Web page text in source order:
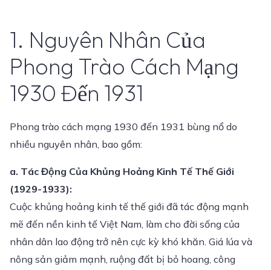
1. Nguyên Nhân Của
Phong Trào Cách Mạng
1930 Đến 1931
Phong trào cách mạng 1930 đến 1931 bùng nổ do
nhiều nguyên nhân, bao gồm:
a. Tác Động Của Khủng Hoảng Kinh Tế Thế Giới
(1929-1933):
Cuộc khủng hoảng kinh tế thế giới đã tác động mạnh
mẽ đến nền kinh tế Việt Nam, làm cho đời sống của
nhân dân lao động trở nên cực kỳ khó khăn. Giá lúa và
nông sản giảm mạnh, ruộng đất bị bỏ hoang, công